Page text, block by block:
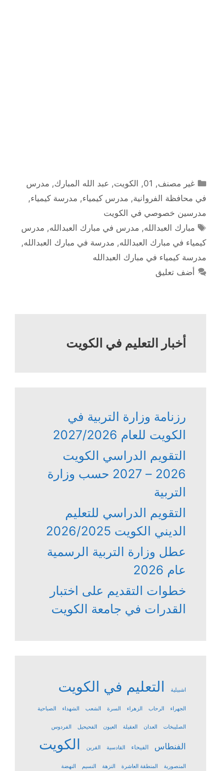
التصنيفات
غير مصنف,
01
, الكويت, عبد الله المبارك, مدرس
في محافظة الفروانية, مدرس كيمياء, مدرسة كيمياء,
مدرسين خصوصي في الكويت
الوسوم
مبارك العبدالله, مدرس في مبارك العبدالله, مدرس
كيمياء في مبارك العبدالله, مدرسة في مبارك العبدالله,
مدرسة كيمياء في مبارك العبدالله
أضف تعليق
أخبار التعليم في الكويت
رزنامة وزارة التربية في
الكويت للعام 2027/2026
التقويم الدراسي الكويت
2026 – 2027 حسب وزارة
التربية
التقويم الدراسي للتعليم
الديني الكويت 2026/2025
عطل وزارة التربية الرسمية
عام 2026
خطوات التقديم على اختبار
القدرات في جامعة الكويت
اشبيلية التعليم في الكويت
الجهراء الرحاب الزهراء السرة الشعب الشهداء الصباحية
الصليبخات العدان العقيلة العيون الفحيحيل الفردوس
الفنطاس الفيحاء القادسية القرين الكويت
المنصورية المنطقة العاشرة النزهة النسيم النهضة